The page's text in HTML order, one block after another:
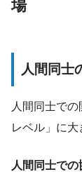
場
人間同士
人間同士で
レベル」に大
人間同士での